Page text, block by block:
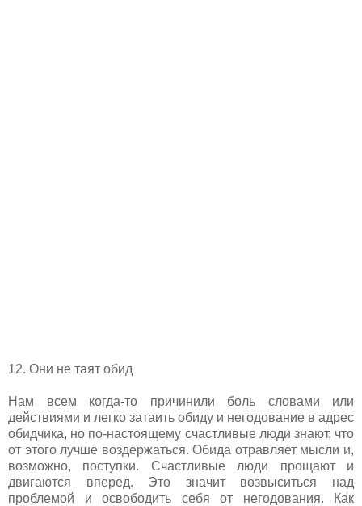
12. Они не таят обид
Нам всем когда-то причинили боль словами или
действиями и легко затаить обиду и негодование в адрес
обидчика, но по-настоящему счастливые люди знают, что
от этого лучше воздержаться. Обида отравляет мысли и,
возможно, поступки. Счастливые люди прощают и
двигаются вперед. Это значит возвыситься над
проблемой и освободить себя от негодования. Как